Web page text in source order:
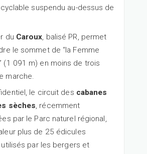
suspendu au-dessus de
du Caroux, balisé PR, permet
le sommet de “la Femme
(1 091 m) en moins de trois
marche.
le circuit des cabanes
sèches, récemment
par le Parc naturel régional,
plus de 25 édicules
par les bergers et